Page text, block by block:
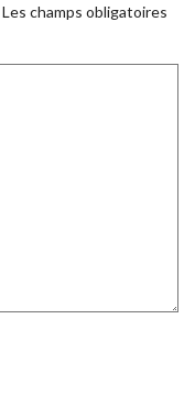
Les champs obligatoires